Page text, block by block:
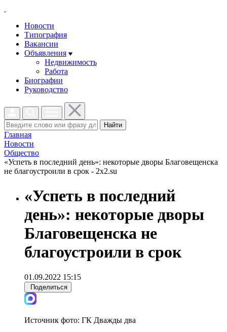
Новости
Типография
Вакансии
Объявления
Недвижимость
Работа
Биографии
Руководство
Найти
Главная
Новости
Общество
«Успеть в последний день»: некоторые дворы Благовещенска
не благоустроили в срок - 2x2.su
«Успеть в последний
день»: некоторые дворы
Благовещенска не
благоустроили в срок
01.09.2022 15:15
Поделиться
Источник фото: ГК Дважды два